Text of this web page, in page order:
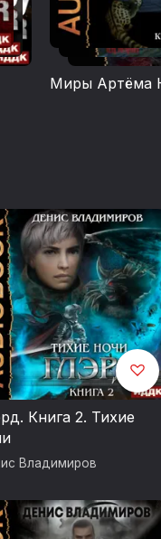
Миры Артёма
Книга 2. Тихие
Владимиров